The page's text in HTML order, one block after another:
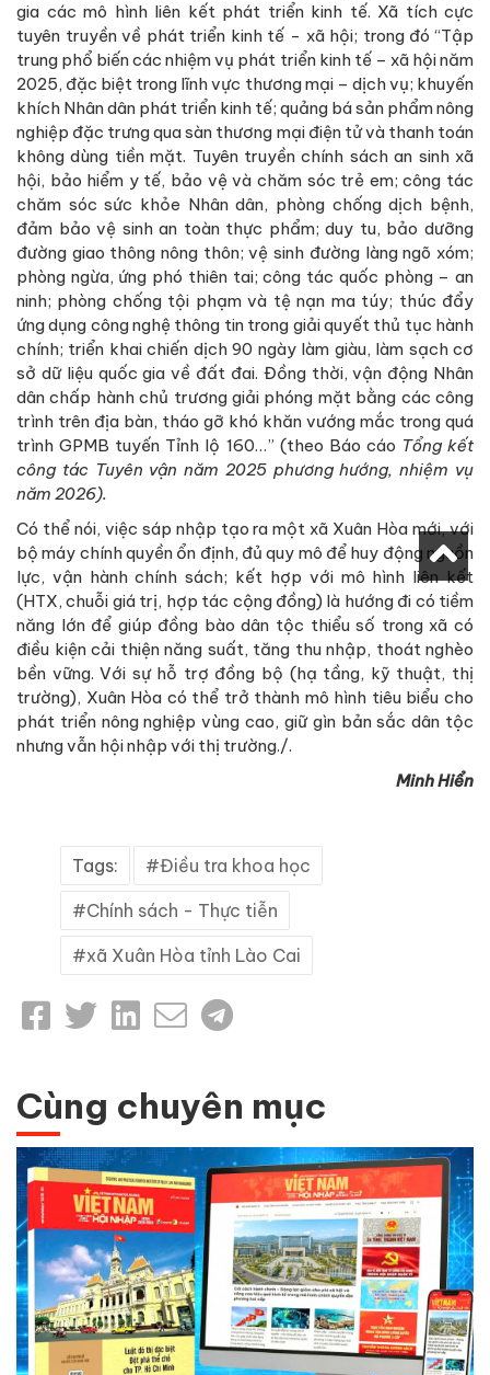
gia các mô hình liên kết phát triển kinh tế. Xã tích cực
tuyên truyền về phát triển kinh tế - xã hội; trong đó “Tập
trung phổ biến các nhiệm vụ phát triển kinh tế – xã hội năm
2025, đặc biệt trong lĩnh vực thương mại – dịch vụ; khuyến
khích Nhân dân phát triển kinh tế; quảng bá sản phẩm nông
nghiệp đặc trưng qua sàn thương mại điện tử và thanh toán
không dùng tiền mặt. Tuyên truyền chính sách an sinh xã
hội, bảo hiểm y tế, bảo vệ và chăm sóc trẻ em; công tác
chăm sóc sức khỏe Nhân dân, phòng chống dịch bệnh,
đảm bảo vệ sinh an toàn thực phẩm; duy tu, bảo dưỡng
đường giao thông nông thôn; vệ sinh đường làng ngõ xóm;
phòng ngừa, ứng phó thiên tai; công tác quốc phòng – an
ninh; phòng chống tội phạm và tệ nạn ma túy; thúc đẩy
ứng dụng công nghệ thông tin trong giải quyết thủ tục hành
chính; triển khai chiến dịch 90 ngày làm giàu, làm sạch cơ
sở dữ liệu quốc gia về đất đai. Đồng thời, vận động Nhân
dân chấp hành chủ trương giải phóng mặt bằng các công
trình trên địa bàn, tháo gỡ khó khăn vướng mắc trong quá
trình GPMB tuyến Tỉnh lộ 160…” (theo Báo cáo Tổng kết
công tác Tuyên vận năm 2025 phương hướng, nhiệm vụ
năm 2026).
Có thể nói, việc sáp nhập tạo ra một xã Xuân Hòa mới, với
bộ máy chính quyền ổn định, đủ quy mô để huy động nguồn
lực, vận hành chính sách; kết hợp với mô hình liên kết
(HTX, chuỗi giá trị, hợp tác cộng đồng) là hướng đi có tiềm
năng lớn để giúp đồng bào dân tộc thiểu số trong xã có
điều kiện cải thiện năng suất, tăng thu nhập, thoát nghèo
bền vững. Với sự hỗ trợ đồng bộ (hạ tầng, kỹ thuật, thị
trường), Xuân Hòa có thể trở thành mô hình tiêu biểu cho
phát triển nông nghiệp vùng cao, giữ gìn bản sắc dân tộc
nhưng vẫn hội nhập với thị trường./.
Minh Hiển
Tags: Điều tra khoa học
Chính sách - Thực tiễn
xã Xuân Hòa tỉnh Lào Cai
Cùng chuyên mục